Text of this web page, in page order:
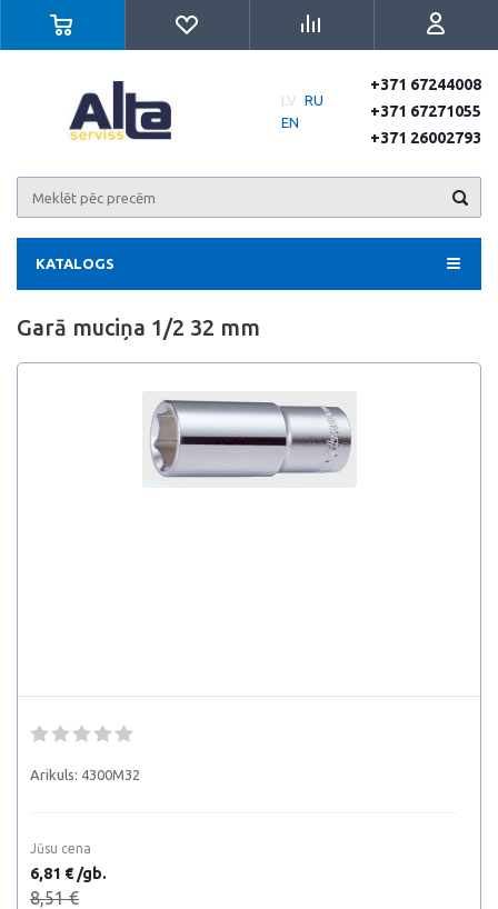
LV RU
EN
+371 67244008
+371 67271055
+371 26002793
KATALOGS
Garā muciņa 1/2 32 mm
Arikuls: 4300M32
Jūsu cena
6,81 € /gb.
8,51 €